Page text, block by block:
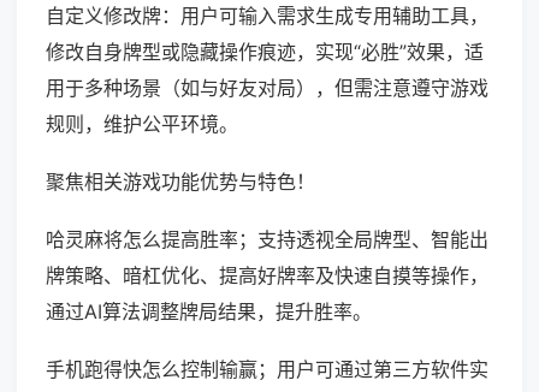
自定义修改牌：用户可输入需求生成专用辅助工具，
修改自身牌型或隐藏操作痕迹，实现“必胜”效果，适
用于多种场景（如与好友对局），但需注意遵守游戏
规则，维护公平环境。
聚焦相关游戏功能优势与特色！
哈灵麻将怎么提高胜率；支持透视全局牌型、智能出
牌策略、暗杠优化、提高好牌率及快速自摸等操作，
通过AI算法调整牌局结果，提升胜率。
手机跑得快怎么控制输赢；用户可通过第三方软件实